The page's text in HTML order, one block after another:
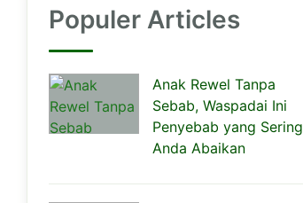
Populer Articles
Anak Rewel Tanpa
Sebab, Waspadai Ini
Penyebab yang Sering
Anda Abaikan